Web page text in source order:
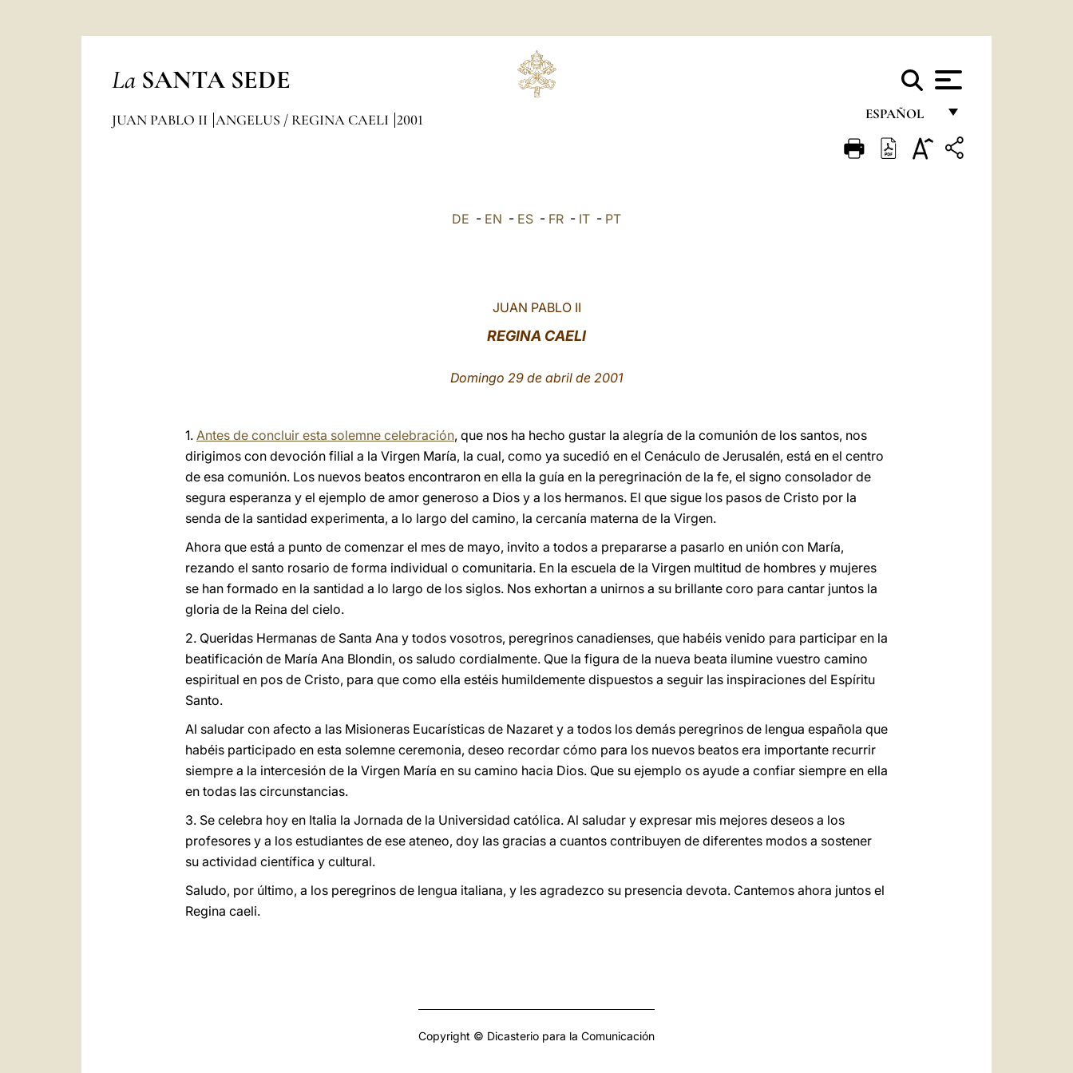
La SANTA SEDE
ESPAÑOL
FRANÇAIS
JUAN PABLO II ANGELUS / REGINA CAELI 2001
DE - EN - ES - FR - IT - PT
JUAN PABLO II
REGINA CAELI
Domingo 29 de abril de 2001
1. Antes de concluir esta solemne celebración, que nos ha hecho gustar la alegría de la comunión de los santos, nos
dirigimos con devoción filial a la Virgen María, la cual, como ya sucedió en el Cenáculo de Jerusalén, está en el centro
de esa comunión. Los nuevos beatos encontraron en ella la guía en la peregrinación de la fe, el signo consolador de
segura esperanza y el ejemplo de amor generoso a Dios y a los hermanos. El que sigue los pasos de Cristo por la
senda de la santidad experimenta, a lo largo del camino, la cercanía materna de la Virgen.
Ahora que está a punto de comenzar el mes de mayo, invito a todos a prepararse a pasarlo en unión con María,
rezando el santo rosario de forma individual o comunitaria. En la escuela de la Virgen multitud de hombres y mujeres
se han formado en la santidad a lo largo de los siglos. Nos exhortan a unirnos a su brillante coro para cantar juntos la
gloria de la Reina del cielo.
2. Queridas Hermanas de Santa Ana y todos vosotros, peregrinos canadienses, que habéis venido para participar en la
beatificación de María Ana Blondin, os saludo cordialmente. Que la figura de la nueva beata ilumine vuestro camino
espiritual en pos de Cristo, para que como ella estéis humildemente dispuestos a seguir las inspiraciones del Espíritu
Santo.
Al saludar con afecto a las Misioneras Eucarísticas de Nazaret y a todos los demás peregrinos de lengua española que
habéis participado en esta solemne ceremonia, deseo recordar cómo para los nuevos beatos era importante recurrir
siempre a la intercesión de la Virgen María en su camino hacia Dios. Que su ejemplo os ayude a confiar siempre en ella
en todas las circunstancias.
3. Se celebra hoy en Italia la Jornada de la Universidad católica. Al saludar y expresar mis mejores deseos a los
profesores y a los estudiantes de ese ateneo, doy las gracias a cuantos contribuyen de diferentes modos a sostener
su actividad científica y cultural.
Saludo, por último, a los peregrinos de lengua italiana, y les agradezco su presencia devota. Cantemos ahora juntos el
Regina caeli.
Copyright © Dicasterio para la Comunicación